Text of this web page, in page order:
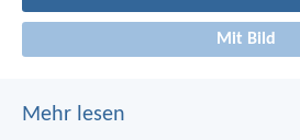
Mit Bild
Mehr lesen